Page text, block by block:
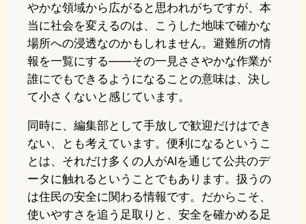
やかな領域から広がると思われがちですが、本
当に社会を変えるのは、こうした地味で確かな
場所への浸透なのかもしれません。避難所の情
報を一覧にする——その一見ささやかな作業が
誰にでもできるようになることの意味は、決し
て小さくないと感じています。
同時に、編集部として手放しで歓迎だけはでき
ない、とも考えています。便利になるというこ
とは、それだけ多くの人がAIを通じて公共のデ
ータに触れるということでもあります。扱うの
は住民の安全に関わる情報です。だからこそ、
使いやすさを追う足取りと、安全を確かめる足